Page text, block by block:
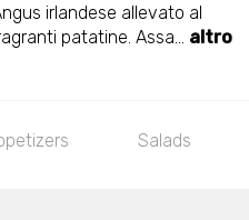
irlandese allevato al
patatine. Assa... altro
Salads